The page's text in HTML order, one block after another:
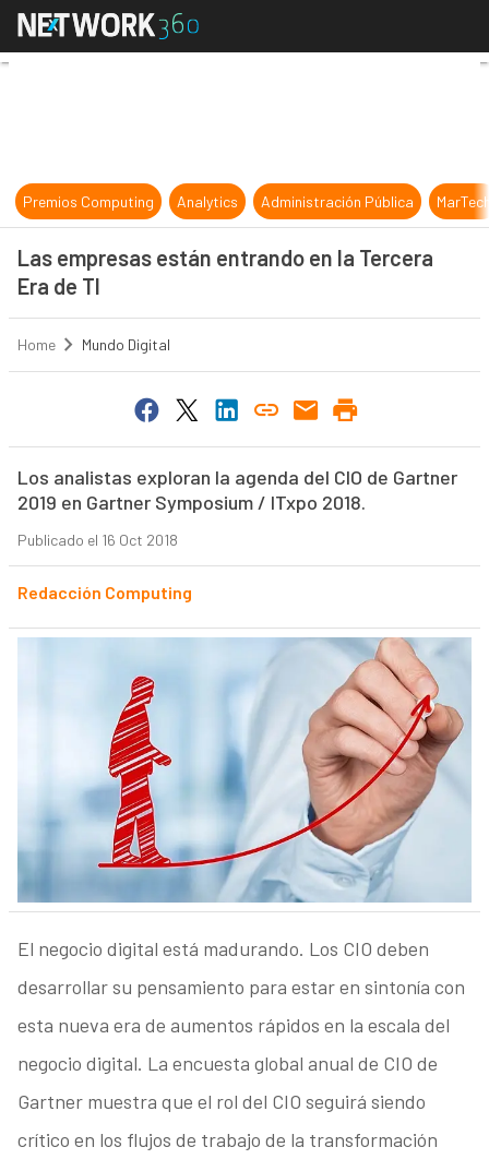
Las empresas están entrando en
Premios Computing Analytics Administración Pública
Las empresas están entrando en la Tercera
Era de TI
Home Mundo Digital
Los analistas exploran la agenda del CIO de Gartner
2019 en Gartner Symposium / ITxpo 2018.
Publicado el 16 Oct 2018
Redacción Computing
El negocio digital está madurando. Los CIO deben
desarrollar su pensamiento para estar en sintonía con
esta nueva era de aumentos rápidos en la escala del
negocio digital. La encuesta global anual de CIO de
Gartner muestra que el rol del CIO seguirá siendo
crítico en los flujos de trabajo de la transformación